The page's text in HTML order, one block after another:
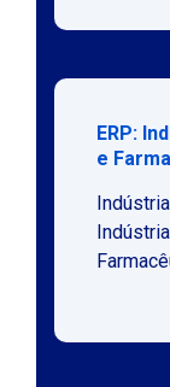
ERP:
e